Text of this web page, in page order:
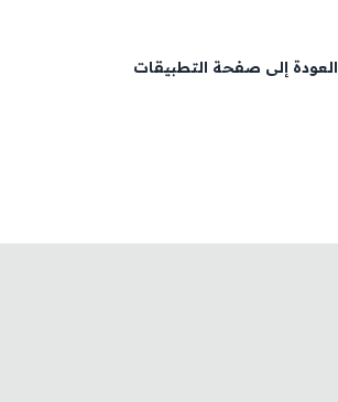
العودة إلى صفحة التطبيقات